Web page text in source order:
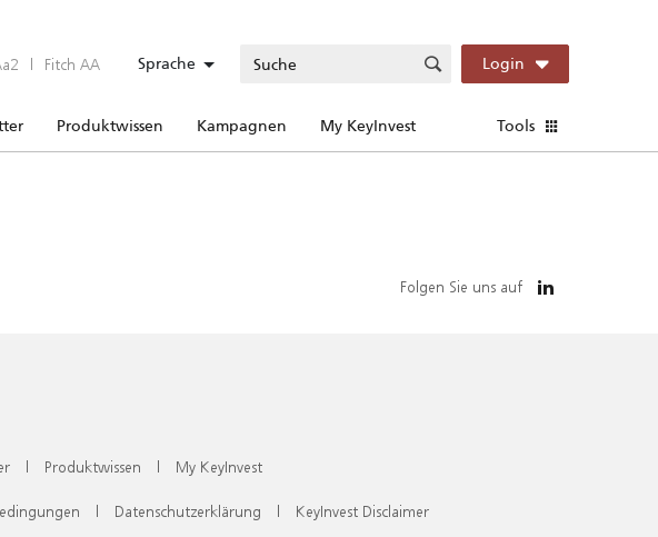
| Fitch AA Sprache Login
Produktwissen Kampagnen My KeyInvest Tools
Folgen Sie uns auf
| Produktwissen | My KeyInvest
| Datenschutzerklärung | KeyInvest Disclaimer